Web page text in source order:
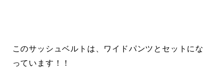
このサッシュベルトは、ワイドパンツとセットにな
っています！！